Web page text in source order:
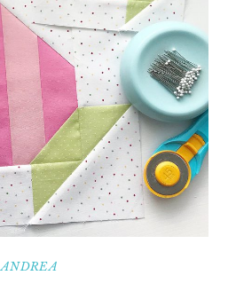
ANDREA